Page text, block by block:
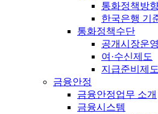
통화정책방
한국은행 기
통화정책수단
공개시장운영
여·수신제도
지급준비제도
금융안정
금융안정업무 소개
금융시스템